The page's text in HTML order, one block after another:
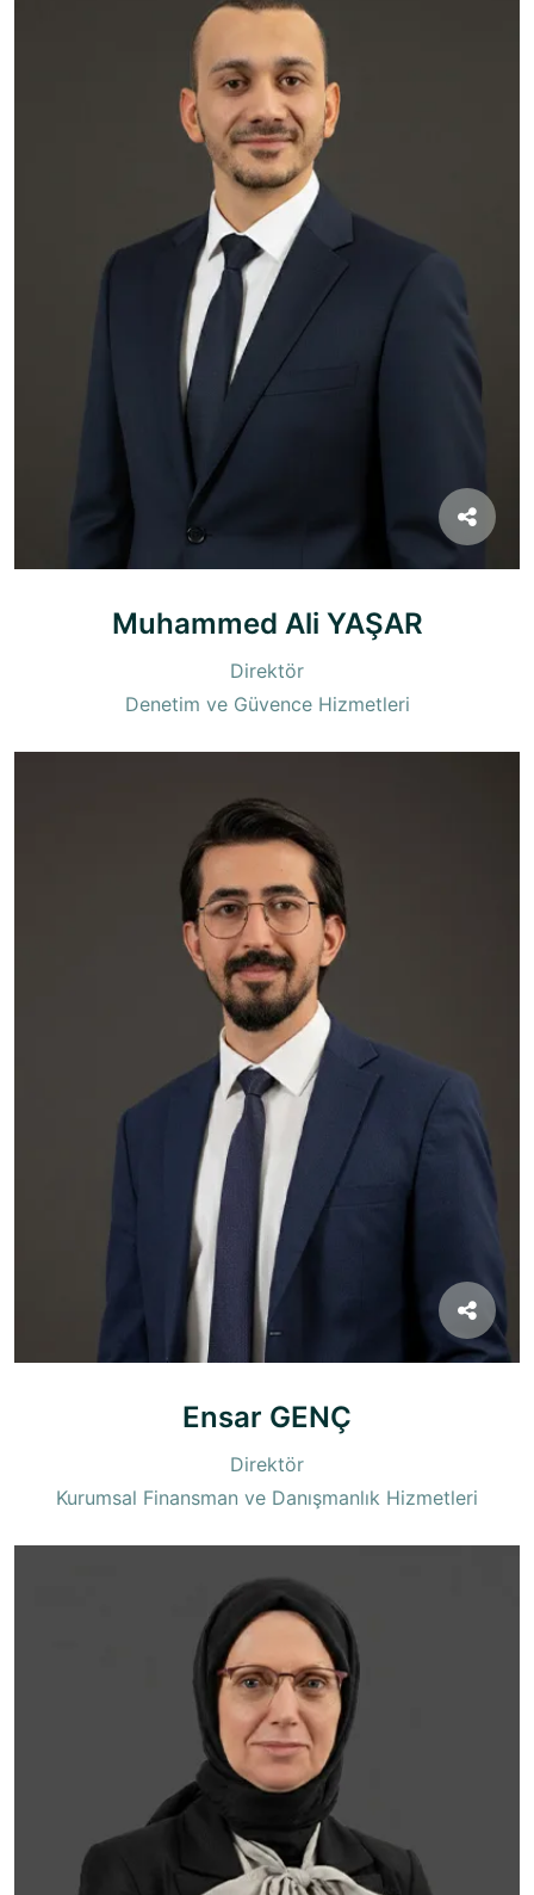
Muhammed Ali YAŞAR
Direktör
Denetim ve Güvence Hizmetleri
Ensar GENÇ
Direktör
Kurumsal Finansman ve Danışmanlık Hizmetleri